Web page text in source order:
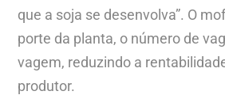
que a soja se desenvolva”. O
porte da planta, o número de
vagem, reduzindo a
produtor.